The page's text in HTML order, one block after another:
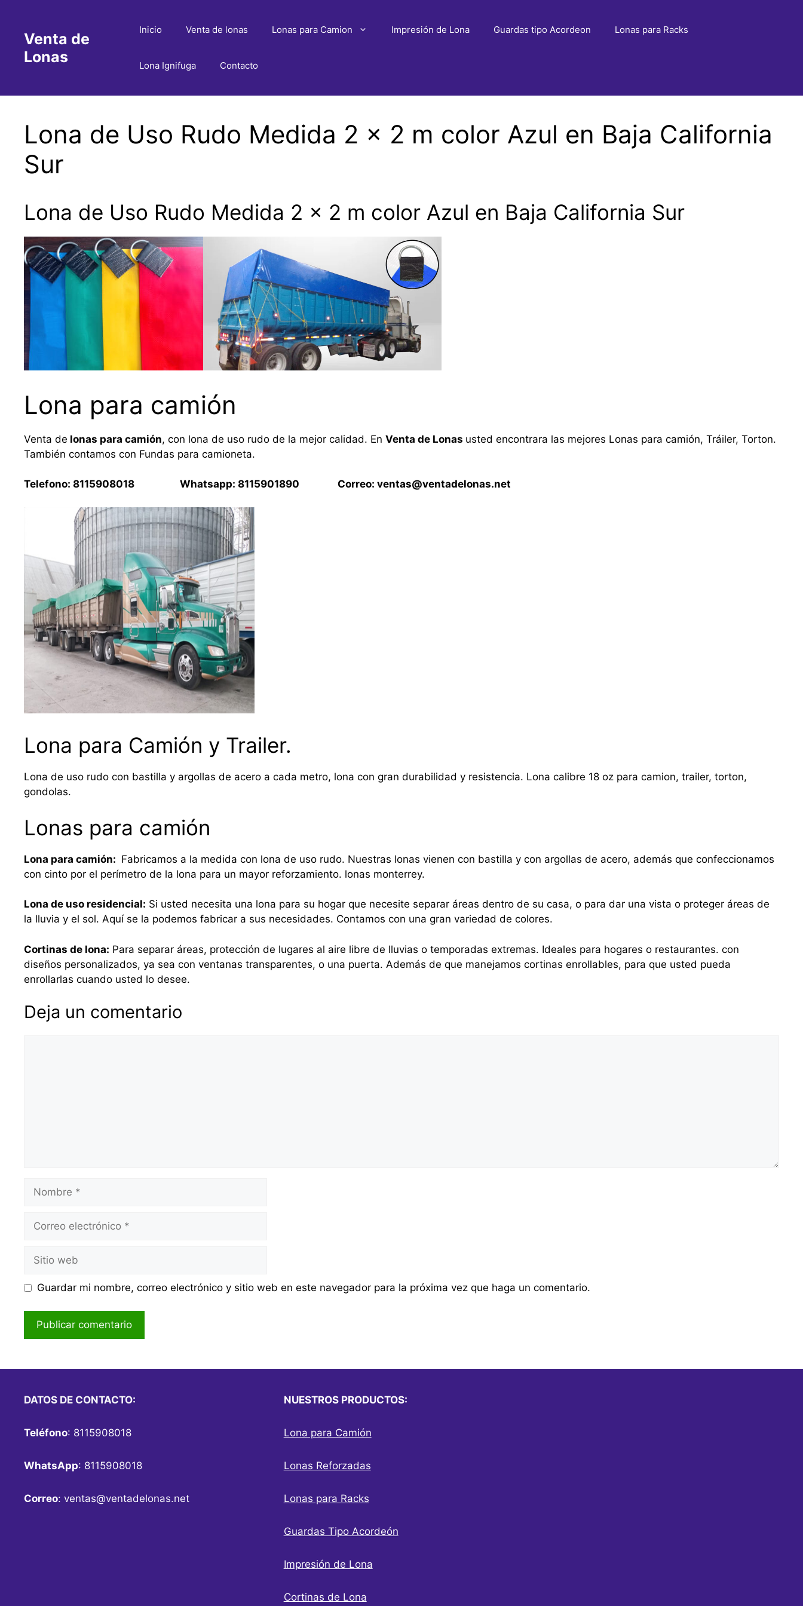
contenidoVenta de
Lonas
Inicio Venta de lonas Lonas para Camion Impresión de Lona Guardas tipo Acordeon Lonas para Racks
Lona Ignifuga Contacto
Lona de Uso Rudo Medida 2 x 2 m color Azul en Baja California
Sur
Lona de Uso Rudo Medida 2 x 2 m color Azul en Baja California Sur
Lona para camión
Venta de lonas para camión, con lona de uso rudo de la mejor calidad. En Venta de Lonas usted encontrara las mejores Lonas para camión, Tráiler, Torton.
También contamos con Fundas para camioneta.
Telefono: 8115908018 Whatsapp: 8115901890 Correo: ventas@ventadelonas.net
Lona para Camión y Trailer.
Lona de uso rudo con bastilla y argollas de acero a cada metro, lona con gran durabilidad y resistencia. Lona calibre 18 oz para camion, trailer, torton,
gondolas.
Lonas para camión
Lona para camión: Fabricamos a la medida con lona de uso rudo. Nuestras lonas vienen con bastilla y con argollas de acero, además que confeccionamos
con cinto por el perímetro de la lona para un mayor reforzamiento. lonas monterrey.
Lona de uso residencial: Si usted necesita una lona para su hogar que necesite separar áreas dentro de su casa, o para dar una vista o proteger áreas de
la lluvia y el sol. Aquí se la podemos fabricar a sus necesidades. Contamos con una gran variedad de colores.
Cortinas de lona: Para separar áreas, protección de lugares al aire libre de lluvias o temporadas extremas. Ideales para hogares o restaurantes. con
diseños personalizados, ya sea con ventanas transparentes, o una puerta. Además de que manejamos cortinas enrollables, para que usted pueda
enrollarlas cuando usted lo desee.
Deja un comentario
Nombre
Correo
Sitio
web
Guardar mi nombre, correo electrónico y sitio web en este navegador para la próxima vez que haga un comentario.
DATOS DE CONTACTO:
Teléfono: 8115908018
WhatsApp: 8115908018
Correo: ventas@ventadelonas.net
NUESTROS PRODUCTOS:
Lona para Camión
Lonas Reforzadas
Lonas para Racks
Guardas Tipo Acordeón
Impresión de Lona
Cortinas de Lona